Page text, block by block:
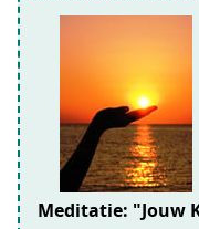
Meditatie: "Jouw